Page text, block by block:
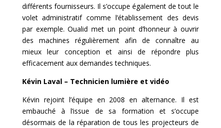
différents fournisseurs. Il s’occupe également de tout le
volet administratif comme l’établissement des devis
par exemple. Oualid met un point d’honneur à ouvrir
des machines régulièrement afin de connaître au
mieux leur conception et ainsi de répondre plus
efficacement aux demandes techniques.
Kévin Laval – Technicien lumière et vidéo
Kévin rejoint l’équipe en 2008 en alternance. Il est
embauché à l’issue de sa formation et s’occupe
désormais de la réparation de tous les projecteurs de